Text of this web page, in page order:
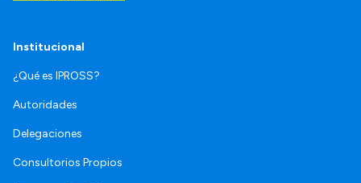
Institucional
¿Qué es IPROSS?
Autoridades
Delegaciones
Consultorios Propios